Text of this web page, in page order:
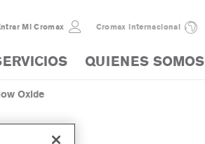
Mi Cromax Cromax internacional
QUIENES SOMOS
Oxide